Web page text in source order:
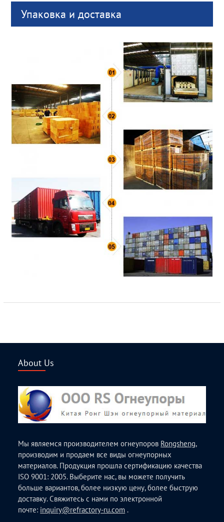
Упаковка и доставка
About Us
Мы являемся производителем огнеупоров Rongsheng,
производим и продаем все виды огнеупорных
материалов. Продукция прошла сертификацию качества
ISO 9001: 2005. Выберите нас, вы можете получить
больше вариантов, более низкую цену, более быструю
доставку. Свяжитесь с нами по электронной
почте: inquiry@refractory-ru.com .